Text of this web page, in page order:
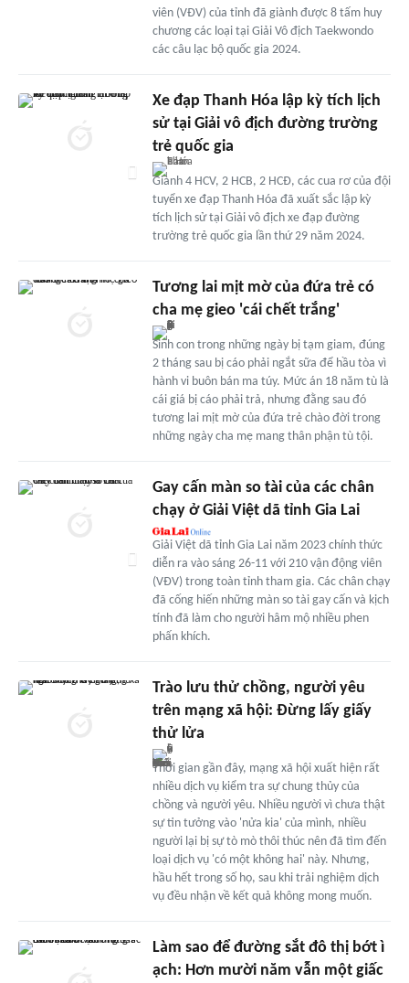
viên (VĐV) của tỉnh đã giành được 8 tấm huy
chương các loại tại Giải Vô địch Taekwondo
các câu lạc bộ quốc gia 2024.
Xe đạp Thanh Hóa lập kỳ tích lịch
sử tại Giải vô địch đường trường
trẻ quốc gia
Giành 4 HCV, 2 HCB, 2 HCĐ, các cua rơ của đội
tuyển xe đạp Thanh Hóa đã xuất sắc lập kỳ
tích lịch sử tại Giải vô địch xe đạp đường
trường trẻ quốc gia lần thứ 29 năm 2024.
Tương lai mịt mờ của đứa trẻ có
cha mẹ gieo 'cái chết trắng'
Sinh con trong những ngày bị tạm giam, đúng
2 tháng sau bị cáo phải ngắt sữa để hầu tòa vì
hành vi buôn bán ma túy. Mức án 18 năm tù là
cái giá bị cáo phải trả, nhưng đằng sau đó
tương lai mịt mờ của đứa trẻ chào đời trong
những ngày cha mẹ mang thân phận tù tội.
Gay cấn màn so tài của các chân
chạy ở Giải Việt dã tỉnh Gia Lai
Giải Việt dã tỉnh Gia Lai năm 2023 chính thức
diễn ra vào sáng 26-11 với 210 vận động viên
(VĐV) trong toàn tỉnh tham gia. Các chân chạy
đã cống hiến những màn so tài gay cấn và kịch
tính đã làm cho người hâm mộ nhiều phen
phấn khích.
Trào lưu thử chồng, người yêu
trên mạng xã hội: Đừng lấy giấy
thử lửa
Thời gian gần đây, mạng xã hội xuất hiện rất
nhiều dịch vụ kiểm tra sự chung thủy của
chồng và người yêu. Nhiều người vì chưa thật
sự tin tưởng vào 'nửa kia' của mình, nhiều
người lại bị sự tò mò thôi thúc nên đã tìm đến
loại dịch vụ 'có một không hai' này. Nhưng,
hầu hết trong số họ, sau khi trải nghiệm dịch
vụ đều nhận về kết quả không mong muốn.
Làm sao để đường sắt đô thị bớt ì
ạch: Hơn mười năm vẫn một giấc